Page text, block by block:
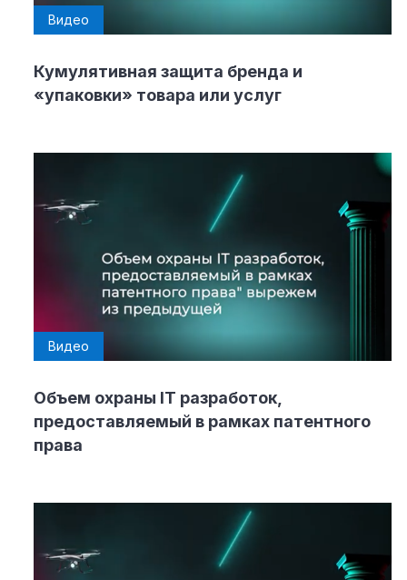
Видео
Кумулятивная защита бренда и
«упаковки» товара или услуг
Видео
Объем охраны IT разработок,
предоставляемый в рамках патентного
права